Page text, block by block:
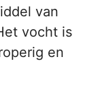
van
vocht is
en